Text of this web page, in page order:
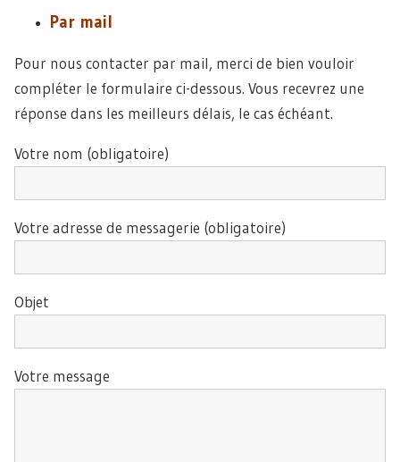
Par mail
Pour nous contacter par mail, merci de bien vouloir
compléter le formulaire ci-dessous. Vous recevrez une
réponse dans les meilleurs délais, le cas échéant.
Votre nom (obligatoire)
Votre adresse de messagerie (obligatoire)
Objet
Votre message